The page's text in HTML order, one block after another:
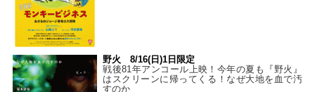
野火 8/16(日)1日限定
戦後81年アンコール上映！今年の夏も『野火』
はスクリーンに帰ってくる！なぜ大地を血で汚
すのか